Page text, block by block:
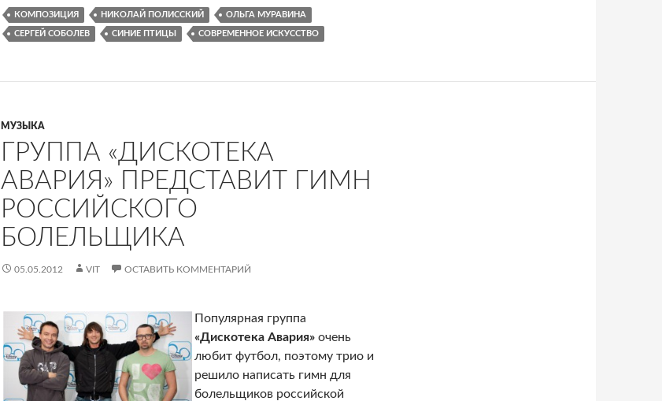
КОМПОЗИЦИЯ НИКОЛАЙ ПОЛИССКИЙ ОЛЬГА МУРАВИНА
СЕРГЕЙ СОБОЛЕВ СИНИЕ ПТИЦЫ СОВРЕМЕННОЕ ИСКУССТВО
МУЗЫКА
ГРУППА «ДИСКОТЕКА
АВАРИЯ» ПРЕДСТАВИТ ГИМН
РОССИЙСКОГО
БОЛЕЛЬЩИКА
05.05.2012 VIT ОСТАВИТЬ КОММЕНТАРИЙ
Популярная группа
«Дискотека Авария» очень
любит футбол, поэтому трио и
решило написать гимн для
болельщиков российской